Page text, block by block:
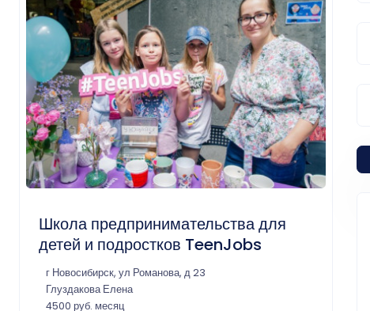
Школа предпринимательства для
детей и подростков TeenJobs
г Новосибирск, ул Романова, д 23
Глуздакова Елена
4500 руб. месяц